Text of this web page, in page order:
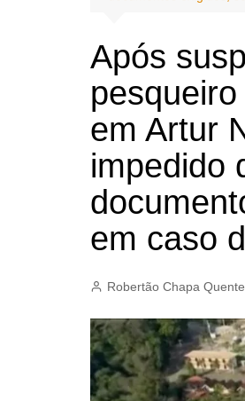
Após
em Artur
impedido
em caso
Robertão Chapa Quente